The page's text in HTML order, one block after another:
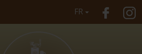
FR